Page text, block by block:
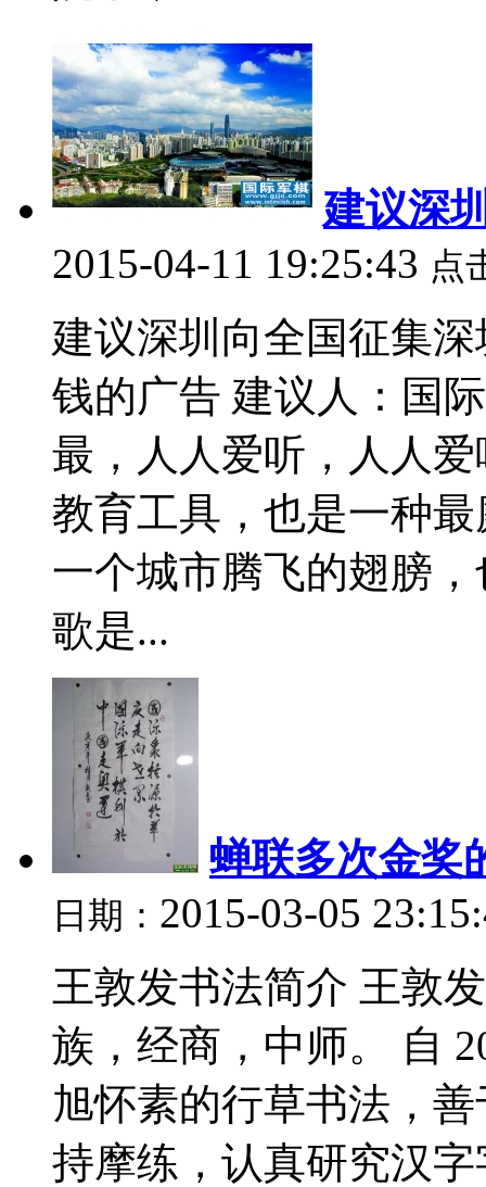
建议深
2015-04-11 19:25:43 点
建议深圳向全国征集
钱的广告 建议人：国
最，人人爱听，人人
教育工具，也是一种
一个城市腾飞的翅膀
歌是...
蝉联多次金奖
日期： 2015-03-05
王敦发书法简介 王敦
族，经商，中师。 自
旭怀素的行草书法，
持摩练，认真研究汉